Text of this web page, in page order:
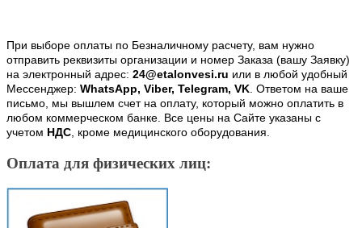
При выборе оплаты по Безналичному расчету, вам нужно
отправить реквизиты организации и номер Заказа (вашу Заявку)
на электронный адрес: 24@etalonvesi.ru или в любой удобный
Мессенджер: WhatsApp, Viber, Telegram, VK. Ответом на ваше
письмо, мы вышлем счет на оплату, который можно оплатить в
любом коммерческом банке. Все цены на Сайте указаны с
учетом НДС, кроме медицинского оборудования.
Оплата для физических лиц: